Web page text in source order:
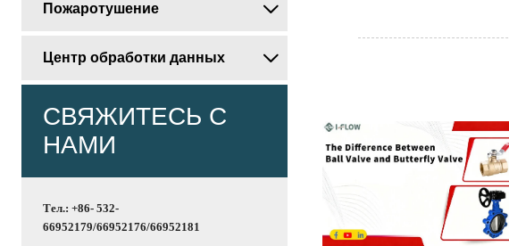
Пожаротушение 
Центр обработки данных 
СВЯЖИТЕСЬ С
НАМИ
Тел.: +86- 532-
66952179/66952176/66952181